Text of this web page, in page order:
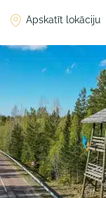
Apskatīt lokāciju